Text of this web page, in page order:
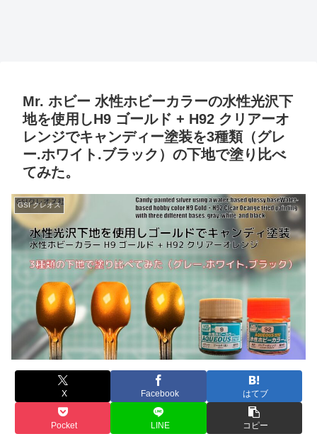
Mr. ホビー 水性ホビーカラーの水性光沢下
地を使用しH9 ゴールド + H92 クリアーオ
レンジでキャンディー塗装を3種類（グレ
ー.ホワイト.ブラック）の下地で塗り比べ
てみた。
GSI クレオス
X Facebook はてブ
Pocket LINE コピー